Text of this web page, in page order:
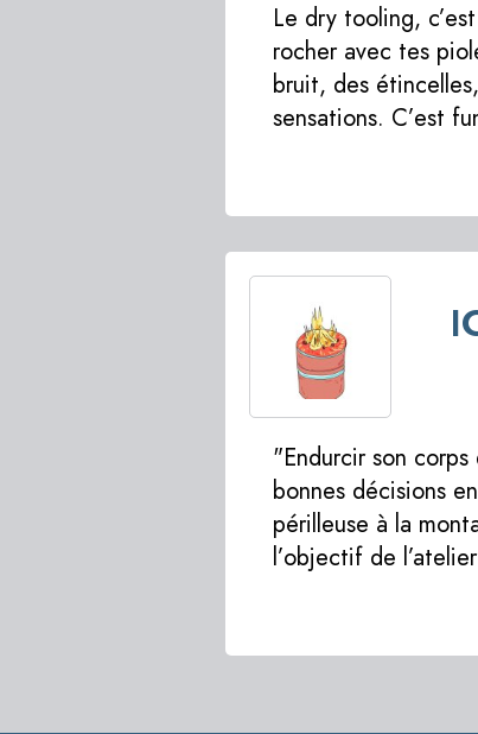
Le dry tooling,
rocher avec tes
bruit, des
sensations. C’est
"Endurcir son
bonnes décisions
périlleuse à la
l’objectif de